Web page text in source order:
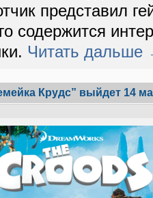
представил
содержится
Читать дальше
Крудс” выйдет 14